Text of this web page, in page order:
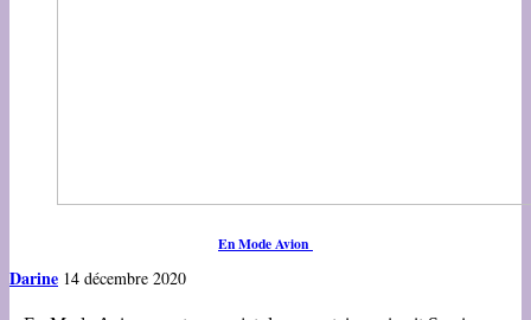
En Mode Avion
Darine 14 décembre 2020